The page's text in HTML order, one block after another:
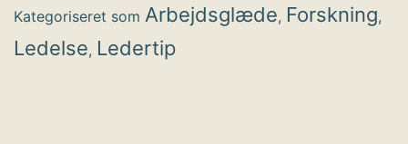
med
Kategoriseret som Arbejdsglæde, Forskning,
Ledelse, Ledertip